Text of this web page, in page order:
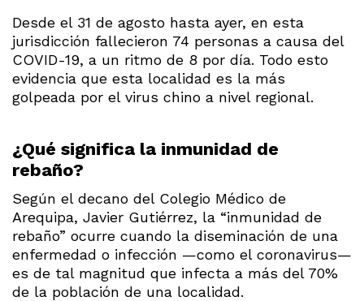
Desde el 31 de agosto hasta ayer, en esta
jurisdicción fallecieron 74 personas a causa del
COVID-19, a un ritmo de 8 por día. Todo esto
evidencia que esta localidad es la más
golpeada por el virus chino a nivel regional.
¿Qué significa la inmunidad de
rebaño?
Según el decano del Colegio Médico de
Arequipa, Javier Gutiérrez, la “inmunidad de
rebaño” ocurre cuando la diseminación de una
enfermedad o infección —como el coronavirus—
es de tal magnitud que infecta a más del 70%
de la población de una localidad.